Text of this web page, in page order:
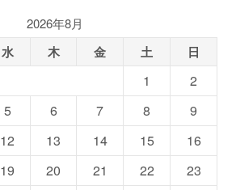
2026年8月
水 木 金 土 日
1
2
5 6 7 8
9
12 13 14 15
16
19 20 21 22
23